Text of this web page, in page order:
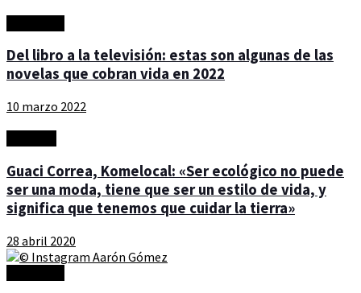
Del libro a la televisión: estas son algunas de las
novelas que cobran vida en 2022
10 marzo 2022
Guaci Correa, Komelocal: «Ser ecológico no puede
ser una moda, tiene que ser un estilo de vida, y
significa que tenemos que cuidar la tierra»
28 abril 2020